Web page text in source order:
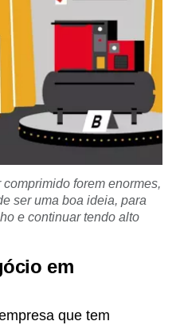
forem enormes,
ser uma boa ideia, para
e continuar tendo alto
em
que tem